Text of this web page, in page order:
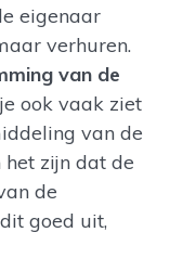
eigenaar
verhuren.
van de
ook vaak ziet
van de
zijn dat de
de
goed uit,